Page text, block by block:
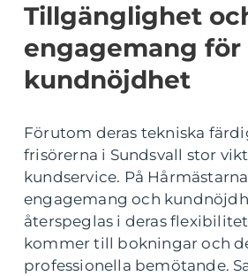
Tillgänglighet
engagemang för
kundnöjdhet
Förutom deras tekniska
frisörerna i Sundsvall stor
kundservice. På
engagemang och
återspeglas i deras
kommer till bokningar och
professionella bemötande.